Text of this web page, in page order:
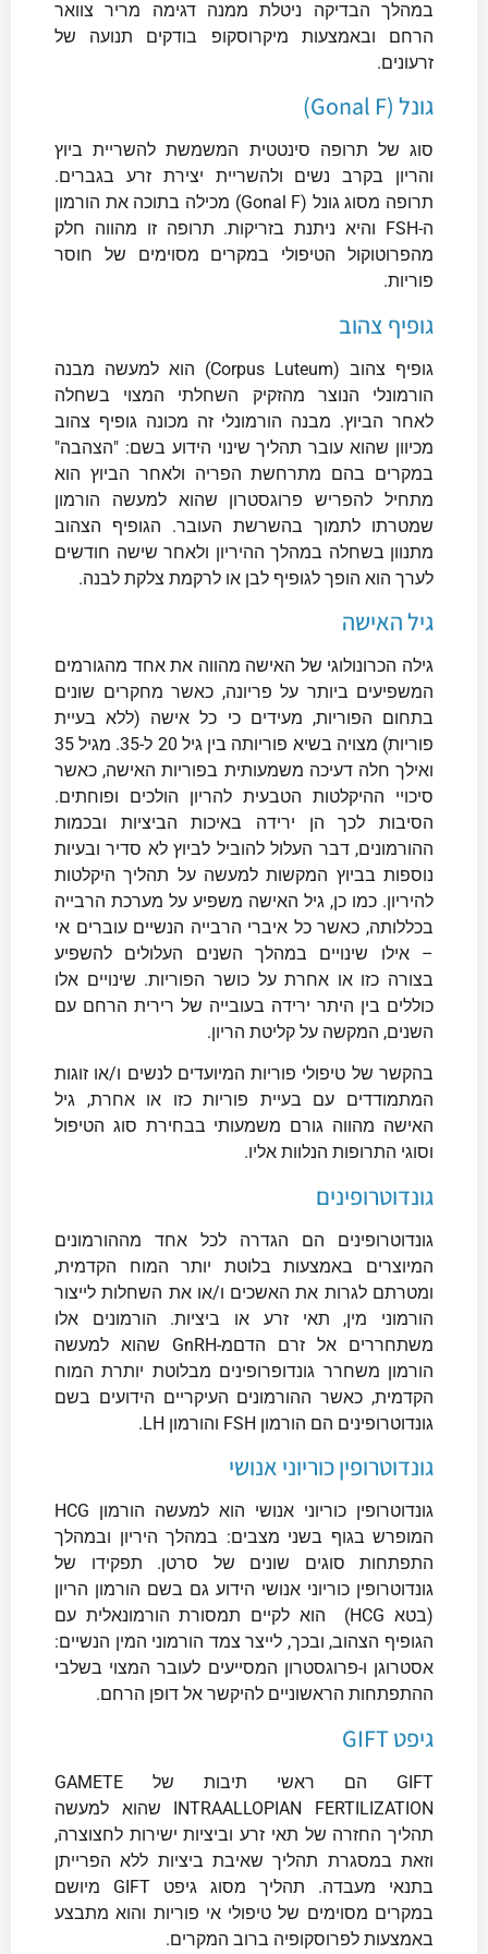
במהלך הבדיקה ניטלת ממנה דגימה מריר צוואר
הרחם ובאמצעות מיקרוסקופ בודקים תנועה של
זרעונים.
גונל (Gonal F)
סוג של תרופה סינטטית המשמשת להשריית ביוץ
והריון בקרב נשים ולהשריית יצירת זרע בגברים.
תרופה מסוג גונל (Gonal F) מכילה בתוכה את הורמון
ה-FSH והיא ניתנת בזריקות. תרופה זו מהווה חלק
מהפרוטוקול הטיפולי במקרים מסוימים של חוסר
פוריות.
גופיף צהוב
גופיף צהוב (Corpus Luteum) הוא למעשה מבנה
הורמונלי הנוצר מהזקיק השחלתי המצוי בשחלה
לאחר הביוץ. מבנה הורמונלי זה מכונה גופיף צהוב
מכיוון שהוא עובר תהליך שינוי הידוע בשם: "הצהבה"
במקרים בהם מתרחשת הפריה ולאחר הביוץ הוא
מתחיל להפריש פרוגסטרון שהוא למעשה הורמון
שמטרתו לתמוך בהשרשת העובר. הגופיף הצהוב
מתנוון בשחלה במהלך ההיריון ולאחר שישה חודשים
לערך הוא הופך לגופיף לבן או לרקמת צלקת לבנה.
גיל האישה
גילה הכרונולוגי של האישה מהווה את אחד מהגורמים
המשפיעים ביותר על פריונה, כאשר מחקרים שונים
בתחום הפוריות, מעידים כי כל אישה (ללא בעיית
פוריות) מצויה בשיא פוריותה בין גיל 20 ל-35. מגיל 35
ואילך חלה דעיכה משמעותית בפוריות האישה, כאשר
סיכויי ההיקלטות הטבעית להריון הולכים ופוחתים.
הסיבות לכך הן ירידה באיכות הביציות ובכמות
ההורמונים, דבר העלול להוביל לביוץ לא סדיר ובעיות
נוספות בביוץ המקשות למעשה על תהליך היקלטות
להיריון. כמו כן, גיל האישה משפיע על מערכת הרבייה
בכללותה, כאשר כל איברי הרבייה הנשיים עוברים אי
– אילו שינויים במהלך השנים העלולים להשפיע
בצורה כזו או אחרת על כושר הפוריות. שינויים אלו
כוללים בין היתר ירידה בעובייה של רירית הרחם עם
השנים, המקשה על קליטת הריון.
בהקשר של טיפולי פוריות המיועדים לנשים ו/או זוגות
המתמודדים עם בעיית פוריות כזו או אחרת, גיל
האישה מהווה גורם משמעותי בבחירת סוג הטיפול
וסוגי התרופות הנלוות אליו.
גונדוטרופינים
גונדוטרופינים הם הגדרה לכל אחד מההורמונים
המיוצרים באמצעות בלוטת יותר המוח הקדמית,
ומטרתם לגרות את האשכים ו/או את השחלות לייצור
הורמוני מין, תאי זרע או ביציות. הורמונים אלו
משתחררים אל זרם הדםמ-GnRH שהוא למעשה
הורמון משחרר גונדופרופינים מבלוטת יותרת המוח
הקדמית, כאשר ההורמונים העיקריים הידועים בשם
גונדוטרופינים הם הורמון FSH והורמון LH.
גונדוטרופין כוריוני אנושי
גונדוטרופין כוריוני אנושי הוא למעשה הורמון HCG
המופרש בגוף בשני מצבים: במהלך היריון ובמהלך
התפתחות סוגים שונים של סרטן. תפקידו של
גונדוטרופין כוריוני אנושי הידוע גם בשם הורמון הריון
(בטא HCG) הוא לקיים תמסורת הורמונאלית עם
הגופיף הצהוב, ובכך, לייצר צמד הורמוני המין הנשיים:
אסטרוגן ו-פרוגסטרון המסייעים לעובר המצוי בשלבי
ההתפתחות הראשוניים להיקשר אל דופן הרחם.
גיפט GIFT
GIFT הם ראשי תיבות של GAMETE
INTRAALLOPIAN FERTILIZATION שהוא למעשה
תהליך החזרה של תאי זרע וביציות ישירות לחצוצרה,
וזאת במסגרת תהליך שאיבת ביציות ללא הפרייתן
בתנאי מעבדה. תהליך מסוג גיפט GIFT מיושם
במקרים מסוימים של טיפולי אי פוריות והוא מתבצע
באמצעות לפרוסקופיה ברוב המקרים.